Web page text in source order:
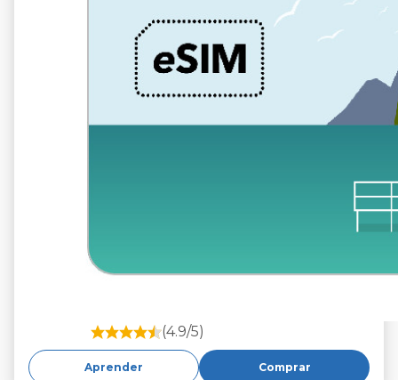
(4.9/5)
Aprender Comprar